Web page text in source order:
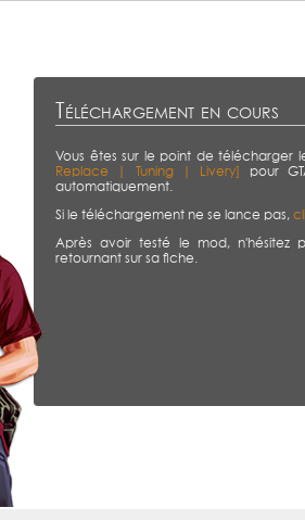
Téléchargement en cours
Vous êtes sur le point de télécharger
Replace | Tuning | Livery]
pour
automatiquement.
Si le téléchargement ne se lance pas,
Après avoir testé le mod,
retournant sur sa fiche.